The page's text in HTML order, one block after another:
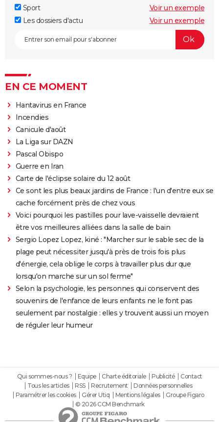
Sport
Voir un exemple
Les dossiers d'actu
Voir un exemple
EN CE MOMENT
Hantavirus en France
Incendies
Canicule d'août
La Liga sur DAZN
Pascal Obispo
Guerre en Iran
Carte de l'éclipse solaire du 12 août
Ce sont les plus beaux jardins de France : l'un d'entre eux se
cache forcément près de chez vous
Voici pourquoi les pastilles pour lave-vaisselle devraient
être vos meilleures alliées dans la salle de bain
Sergio Lopez Lopez, kiné : "Marcher sur le sable sec de la
plage peut nécessiter jusqu'à près de trois fois plus
d'énergie, cela oblige le corps à travailler plus dur que
lorsqu'on marche sur un sol ferme"
Selon la psychologie, les personnes qui conservent des
souvenirs de l'enfance de leurs enfants ne le font pas
seulement par nostalgie : elles y trouvent aussi un moyen
de réguler leur humeur
Qui sommes-nous ? Equipe Charte éditoriale Publicité
Contact
Tous les articles
RSS Recrutement
Données personnelles
Paramétrer les cookies
Gérer Utiq Mentions légales
Groupe Figaro
© 2026 CCM Benchmark